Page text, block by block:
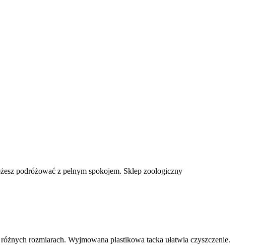
podróżować z pełnym spokojem. Sklep zoologiczny
rozmiarach. Wyjmowana plastikowa tacka ułatwia czyszczenie.